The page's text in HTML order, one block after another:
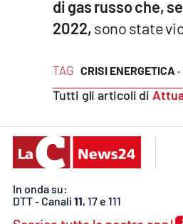
Vai
TAG CRISI ENERGETICA ·
Tutti gli articoli di
di gas russo che,
2022,sono state
In onda su:
DTT - Canali 11, 17 e 111